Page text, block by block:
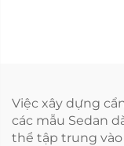
Việc xây dựng
các mẫu Sedan
thể tập trung